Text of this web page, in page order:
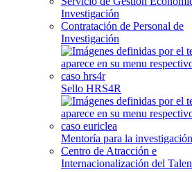
Investigación
Contratación de Personal de
Investigación
Sello HRS4R
Mentoría para la
Centro de Atracción e
Internacionalización del